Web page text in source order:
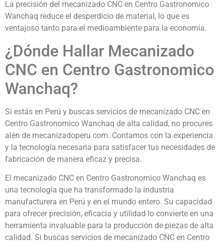
La precisión del mecanizado CNC en Centro Gastronomico
Wanchaq reduce el desperdicio de material, lo que es
ventajoso tanto para el medioambiente para la economía.
¿Dónde Hallar Mecanizado
CNC en Centro Gastronomico
Wanchaq?
Si estás en Perú y buscas servicios de mecanizado CNC en
Centro Gastronomico Wanchaq de alta calidad, no procures
alén de mecanizadoperu.com. Contamos con la experiencia
y la tecnología necesaria para satisfacer tus necesidades de
fabricación de manera eficaz y precisa.
El mecanizado CNC en Centro Gastronomico Wanchaq es
una tecnología que ha transformado la industria
manufacturera en Perú y en el mundo entero. Su capacidad
para ofrecer precisión, eficacia y utilidad lo convierte en una
herramienta invaluable para la producción de piezas de alta
calidad. Si buscas servicios de mecanizado CNC en Centro